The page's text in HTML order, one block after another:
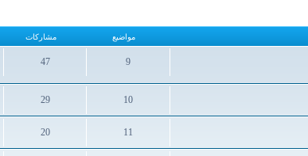
مواضيع مشاركات
9
مواضيع
47
مشاركات
10
مواضيع
29
مشاركات
11
مواضيع
20
مشاركات